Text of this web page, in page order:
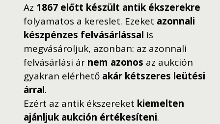
Az 1867 előtt készült antik ékszerekre
folyamatos a kereslet. Ezeket azonnali
készpénzes felvásárlással is
megvásároljuk, azonban: az azonnali
felvásárlási ár nem azonos az aukción
gyakran elérhető akár kétszeres leütési
árral.
Ezért az antik ékszereket kiemelten
ajánljuk aukción értékesíteni.